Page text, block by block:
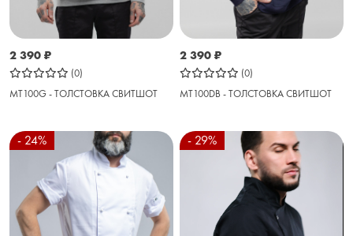
2 390 ₽
(0)
MT100G - ТОЛСТОВКА СВИТШОТ
2 390 ₽
(0)
MT100DB - ТОЛСТОВКА СВИТШОТ
- 24% - 29%